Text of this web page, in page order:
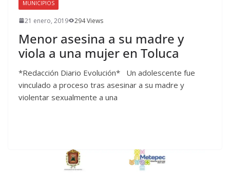
MUNICIPIOS
21 enero, 2019 294 Views
Menor asesina a su madre y
viola a una mujer en Toluca
*Redacción Diario Evolución* Un adolescente fue
vinculado a proceso tras asesinar a su madre y
violentar sexualmente a una